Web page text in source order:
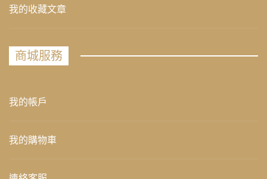
我的收藏文章
商城服務
我的帳戶
我的購物車